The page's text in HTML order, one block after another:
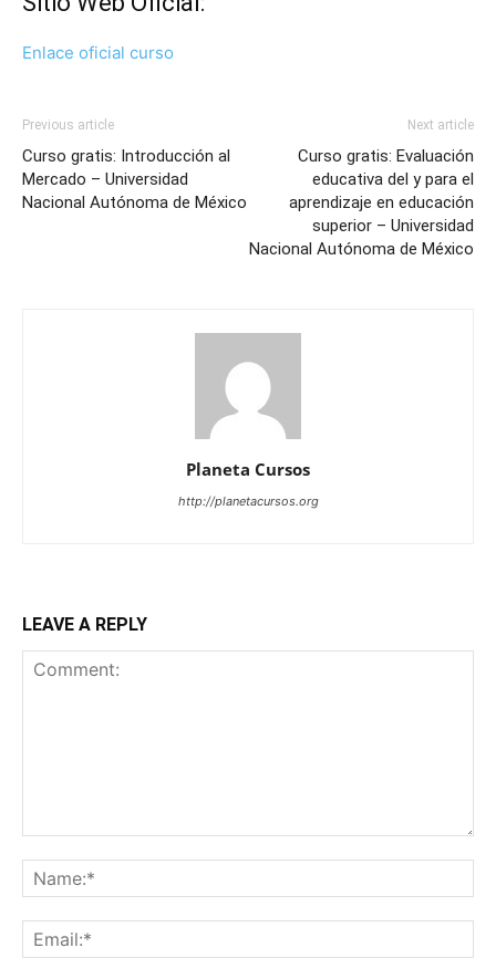
Enlace oficial curso
Previous article
Curso gratis: Introducción al
Mercado – Universidad
Nacional Autónoma de México
Next article
Curso gratis: Evaluación
educativa del y para el
aprendizaje en educación
superior – Universidad
Nacional Autónoma de México
Planeta Cursos
http://planetacursos.org
LEAVE A REPLY